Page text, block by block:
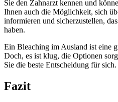
Sie den Zahnarzt kennen und
Ihnen auch die Möglichkeit, sich
informieren und sicherzustellen,
haben.
Ein Bleaching im Ausland ist eine
Doch, es ist klug, die Optionen
Sie die beste Entscheidung für sich.
Fazit